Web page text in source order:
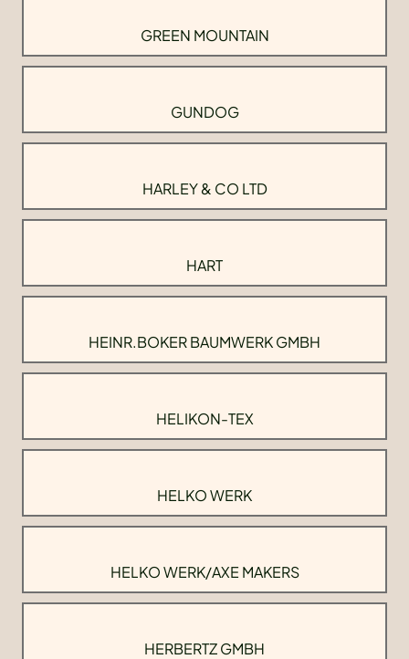
GREEN MOUNTAIN
GUNDOG
HARLEY & CO LTD
HART
HEINR.BOKER BAUMWERK GMBH
HELIKON-TEX
HELKO WERK
HELKO WERK/AXE MAKERS
HERBERTZ GMBH